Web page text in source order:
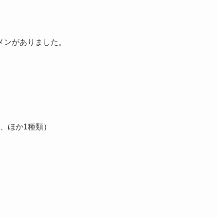
がありました。
ほか1種類）